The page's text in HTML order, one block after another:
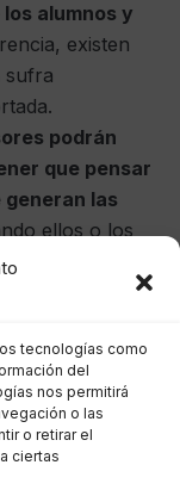
tecnologías como
del
nos permitirá
o las
o retirar el
ciertas
alumnos y
existen
sufra
podrán
que pensar
las
ellos o los
remotos.
de
archivos
y adopción del
prácticas
de la